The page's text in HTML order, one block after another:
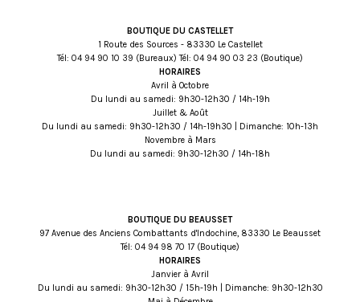
BOUTIQUE DU CASTELLET
1 Route des Sources - 83330 Le Castellet
Tél: 93 01 09 49 40 (Bureaux) Tél: 32 30 09 49 40 (Boutique)
HORAIRES
Avril à Octobre
Du lundi au samedi: 9h30-12h30 / 14h-19h
Juillet & Août
Du lundi au samedi: 9h30-12h30 / 14h-19h30 | Dimanche: 10h-13h
Novembre à Mars
Du lundi au samedi: 9h30-12h30 / 14h-18h
BOUTIQUE DU BEAUSSET
97 Avenue des Anciens Combattants d'Indochine, 83330 Le Beausset
Tél: 71 07 89 49 40 (Boutique)
HORAIRES
Janvier à Avril
Du lundi au samedi: 9h30-12h30 / 15h-19h | Dimanche: 9h30-12h30